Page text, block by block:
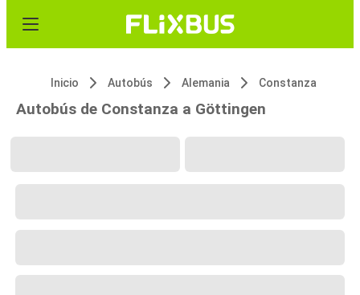
Inicio Autobús Alemania Constanza
Autobús de Constanza a Göttingen